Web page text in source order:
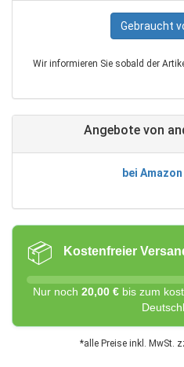
Gebraucht
Wir informieren Sie sobald der
Angebote von
bei
📦 Kostenfreier
Nur noch 20,00 € bis zum
*alle Preise inkl. MwSt.